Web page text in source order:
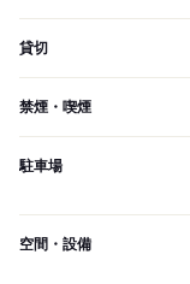
貸切
禁煙・喫煙
駐車場
空間・設備